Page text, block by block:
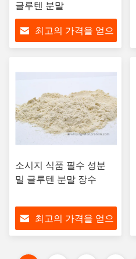
글루텐 분말
최고의 가격을 얻으
소시지 식품 필수 성분
밀 글루텐 분말 장수
최고의 가격을 얻으